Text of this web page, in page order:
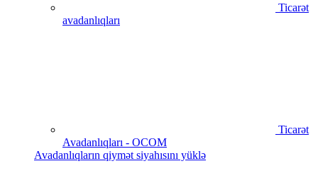
Ticarət
avadanlıqları
Ticarət
Avadanlıqları - OCOM
Avadanlıqların qiymət siyahısını yüklə